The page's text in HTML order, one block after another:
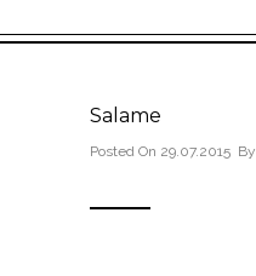
Salame
Posted On 29.07.2015 By